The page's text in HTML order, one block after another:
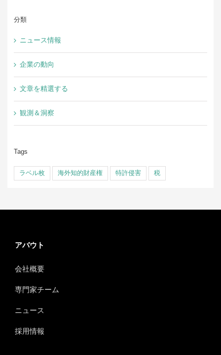
分類
ニュース情報
企業の動向
文章を精選する
観測＆洞察
Tags
ラベル枚 海外知的財産権 特許侵害 税
アバウト
会社概要
専門家チーム
ニュース
採用情報